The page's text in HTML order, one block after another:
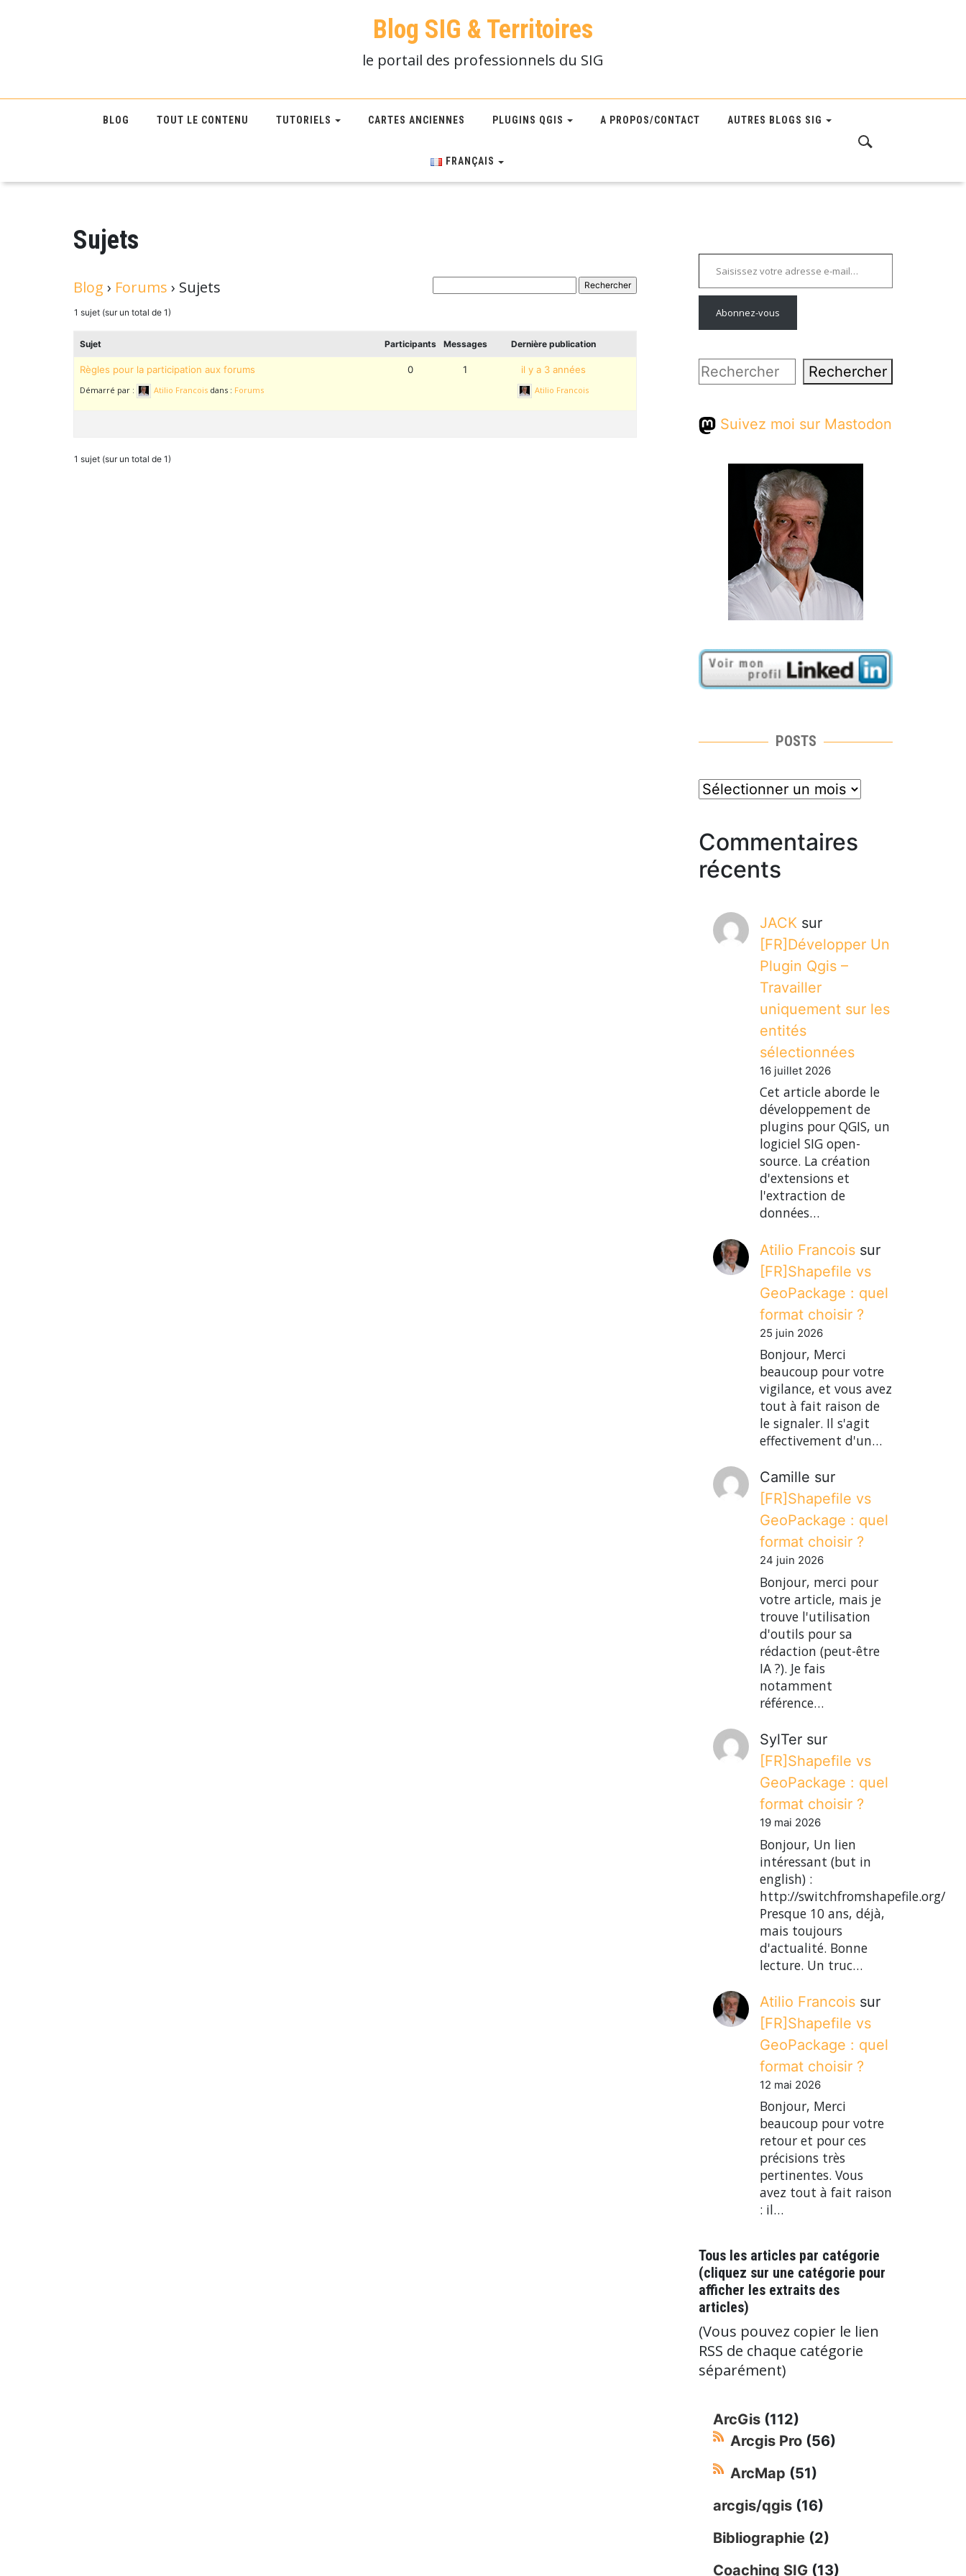
Blog SIG & Territoires
le portail des professionnels du SIG
BLOG TOUT LE CONTENU TUTORIELS CARTES ANCIENNES PLUGINS QGIS A PROPOS/CONTACT AUTRES BLOGS SIG
FRANÇAIS
Sujets
Blog › Forums › Sujets
1 sujet (sur un total de 1)
Sujet Participants Messages Dernière publication
Règles pour la participation aux forums
Démarré par : Atilio Francois dans : Forums
0 1 il y a 3 années
Atilio Francois
1 sujet (sur un total de 1)
Saisissez votre adresse e-mail…
Abonnez-vous
Rechercher Rechercher
Suivez moi sur Mastodon
POSTS
posts
Commentaires
récents
JACK sur
[FR]Développer Un
Plugin Qgis –
Travailler
uniquement sur les
entités
sélectionnées
16 juillet 2026
Cet article aborde le
développement de
plugins pour QGIS, un
logiciel SIG open-
source. La création
d'extensions et
l'extraction de
données…
Atilio Francois sur
[FR]Shapefile vs
GeoPackage : quel
format choisir ?
25 juin 2026
Bonjour, Merci
beaucoup pour votre
vigilance, et vous avez
tout à fait raison de
le signaler. Il s'agit
effectivement d'un…
Camille sur
[FR]Shapefile vs
GeoPackage : quel
format choisir ?
24 juin 2026
Bonjour, merci pour
votre article, mais je
trouve l'utilisation
d'outils pour sa
rédaction (peut-être
IA ?). Je fais
notamment
référence…
SylTer sur
[FR]Shapefile vs
GeoPackage : quel
format choisir ?
19 mai 2026
Bonjour, Un lien
intéressant (but in
english) :
http://switchfromshapefile.org/
Presque 10 ans, déjà,
mais toujours
d'actualité. Bonne
lecture. Un truc…
Atilio Francois sur
[FR]Shapefile vs
GeoPackage : quel
format choisir ?
12 mai 2026
Bonjour, Merci
beaucoup pour votre
retour et pour ces
précisions très
pertinentes. Vous
avez tout à fait raison
: il…
Tous les articles par catégorie
(cliquez sur une catégorie pour
afficher les extraits des
articles)
(Vous pouvez copier le lien
RSS de chaque catégorie
séparément)
ArcGis (112)
Arcgis Pro (56)
ArcMap (51)
arcgis/qgis (16)
Bibliographie (2)
Coaching SIG (13)